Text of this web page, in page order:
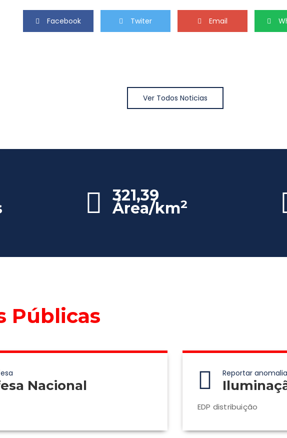
Facebook Twiter Email
Ver Todos Noticias
321,39
Área/km2
Públicas
Nacional
Reportar
EDP distribuição